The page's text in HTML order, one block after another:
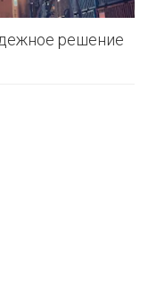
решение